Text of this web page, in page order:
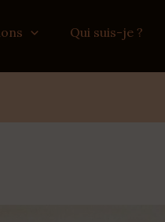
Qui suis-je ?